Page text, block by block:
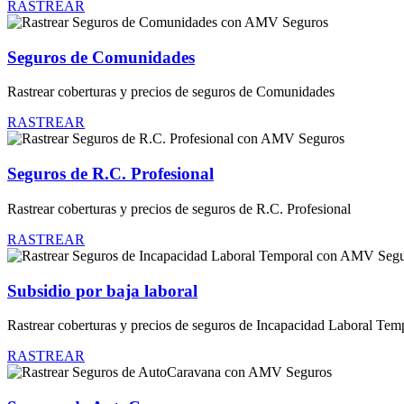
RASTREAR
Seguros de Comunidades
Rastrear coberturas y precios de seguros de Comunidades
RASTREAR
Seguros de R.C. Profesional
Rastrear coberturas y precios de seguros de R.C. Profesional
RASTREAR
Subsidio por baja laboral
Rastrear coberturas y precios de seguros de Incapacidad Laboral
RASTREAR